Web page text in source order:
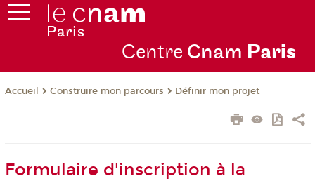
Centre Cnam Paris
Accueil Construire mon parcours Définir mon projet
Formulaire d'inscription à la